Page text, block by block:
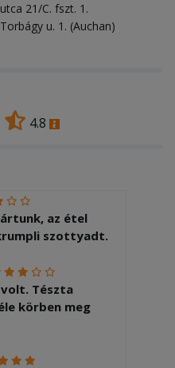
21/C. fszt. 1.
u. 1. (Auchan)
4.8
az étel
szottyadt.
volt. Tészta
körben meg